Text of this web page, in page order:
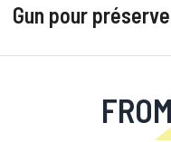
Gun pour